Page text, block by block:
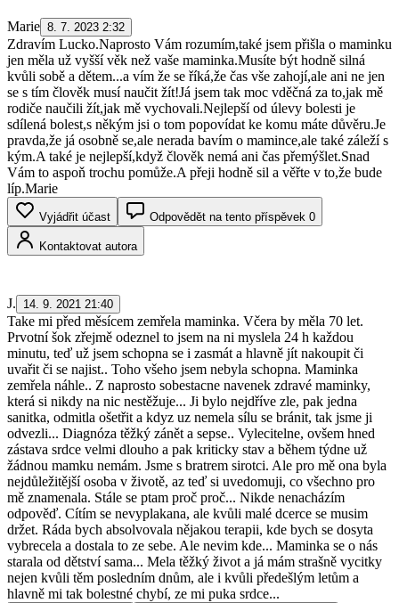
Marie 8. 7. 2023 2:32
Zdravím Lucko.Naprosto Vám rozumím,také jsem přišla o maminku
jen měla už vyšší věk než vaše maminka.Musíte být hodně silná
kvůli sobě a dětem...a vím že se říká,že čas vše zahojí,ale ani ne jen
se s tím člověk musí naučit žít!Já jsem tak moc vděčná za to,jak mě
rodiče naučili žít,jak mě vychovali.Nejlepší od úlevy bolesti je
sdílená bolest,s někým jsi o tom popovídat ke komu máte důvěru.Je
pravda,že já osobně se,ale nerada bavím o mamince,ale také záleží s
kým.A také je nejlepší,když člověk nemá ani čas přemýšlet.Snad
Vám to aspoň trochu pomůže.A přeji hodně sil a věřte v to,že bude
líp.Marie
Vyjádřit účast Odpovědět na tento příspěvek 0
Kontaktovat autora
J. 14. 9. 2021 21:40
Take mi před měsícem zemřela maminka. Včera by měla 70 let.
Prvotní šok zřejmě odeznel to jsem na ni myslela 24 h každou
minutu, teď už jsem schopna se i zasmát a hlavně jít nakoupit či
uvařit či se najist.. Toho všeho jsem nebyla schopna. Maminka
zemřela náhle.. Z naprosto sobestacne navenek zdravé maminky,
která si nikdy na nic nestěžuje... Ji bylo nejdříve zle, pak jedna
sanitka, odmitla ošetřit a kdyz uz nemela sílu se bránit, tak jsme ji
odvezli... Diagnóza těžký zánět a sepse.. Vylecitelne, ovšem hned
zástava srdce velmi dlouho a pak kriticky stav a během týdne už
žádnou mamku nemám. Jsme s bratrem sirotci. Ale pro mě ona byla
nejdůležitější osoba v životě, az teď si uvedomuji, co všechno pro
mě znamenala. Stále se ptam proč proč... Nikde nenacházím
odpověď. Cítím se nevyplakana, ale kvůli malé dcerce se musim
držet. Ráda bych absolvovala nějakou terapii, kde bych se dosyta
vybrecela a dostala to ze sebe. Ale nevim kde... Maminka se o nás
starala od dětství sama... Mela těžký život a já mám strašně vycitky
nejen kvůli těm posledním dnům, ale i kvůli předešlým letům a
hlavně mi tak bolestné chybí, ze mi puka srdce...